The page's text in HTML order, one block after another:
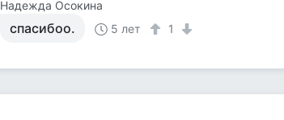
Надежда Осокина
спасибоо. 5 лет 1